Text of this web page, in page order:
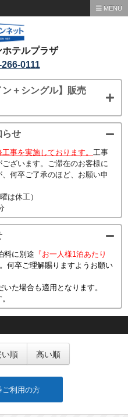
MENU
テルプラザ
0111
＋シングル】販売
らせ
事を実施しております。 工事
ざいます。ご滞在のお客様に
何卒ご了承のほど、お願い申
は休工）
料に別途 『お一人様1泊あたり
何卒ご理解賜りますようお願い
た場合も適用となります。
順 高い順
ご利用の方